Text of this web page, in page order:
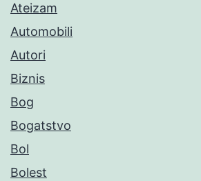
Ateizam
Automobili
Autori
Biznis
Bog
Bogatstvo
Bol
Bolest